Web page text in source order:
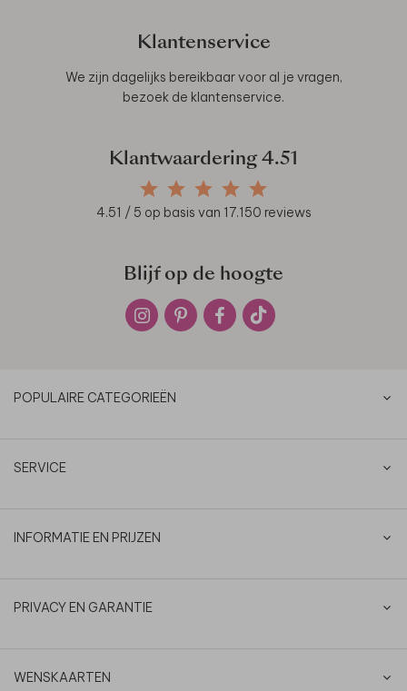
Klantenservice
We zijn dagelijks bereikbaar voor al je vragen,
bezoek de klantenservice.
Klantwaardering 4.51
4.51 / 5 op basis van 17.150 reviews
Blijf op de hoogte
POPULAIRE CATEGORIEËN
SERVICE
INFORMATIE EN PRIJZEN
PRIVACY EN GARANTIE
WENSKAARTEN